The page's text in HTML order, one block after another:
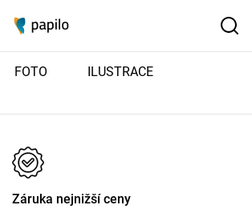
FOTO ILUSTRACE
Záruka nejnižší ceny